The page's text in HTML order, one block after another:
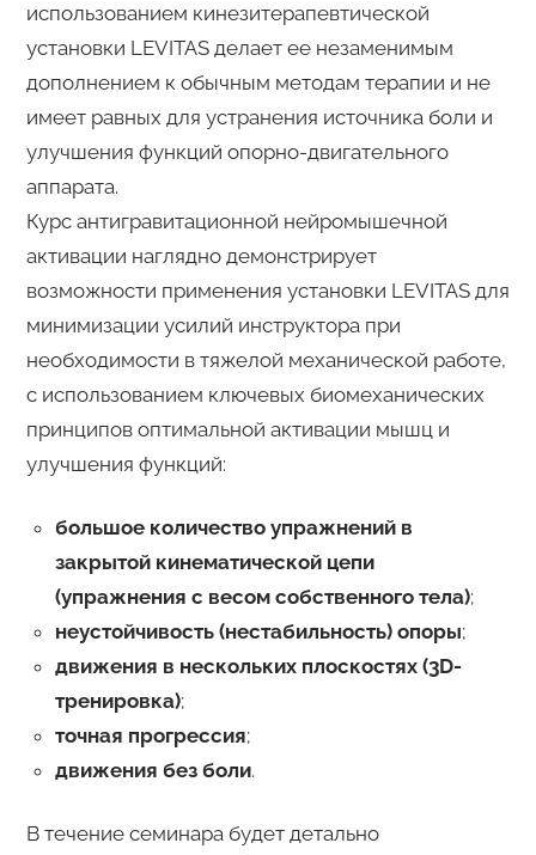
использованием кинезитерапевтической
установки LEVITAS делает ее незаменимым
дополнением к обычным методам терапии и не
имеет равных для устранения источника боли и
улучшения функций опорно-двигательного
аппарата.
Курс антигравитационной нейромышечной
активации наглядно демонстрирует
возможности применения установки LEVITAS для
минимизации усилий инструктора при
необходимости в тяжелой механической работе,
с использованием ключевых биомеханических
принципов оптимальной активации мышц и
улучшения функций:
большое количество упражнений в
закрытой кинематической цепи
(упражнения с весом собственного тела);
неустойчивость (нестабильность) опоры;
движения в нескольких плоскостях (3D-
тренировка);
точная прогрессия;
движения без боли.
В течение семинара будет детально